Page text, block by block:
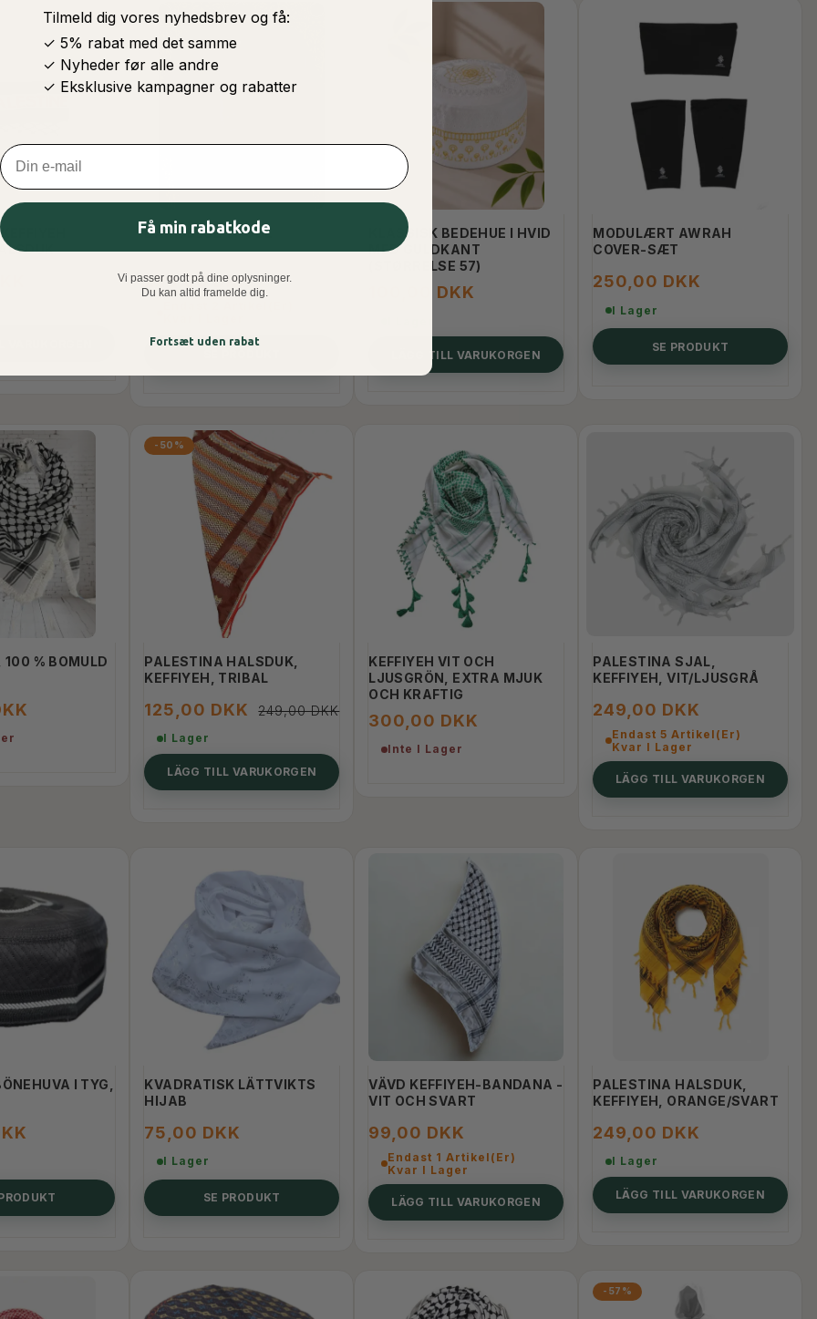
COVER-SÆT
POPULÄRA
JERSEY HIJAB, NASIBELLE (10
FARVER)
IHRAM/AHRAM VUXEN 1KG PALÆSTINA
100,00
VARUKORGEN
DARK BLUE THOBE
299,00 DKK
KLASSISK BEDEHUE I HVID
MED GULDKANT
(STØRRELSE 57)
100,00 DKK
LÄGG TILL VARUKORGEN
MODULÆRT AWRAH
COVER-SÆT
250,00 DKK
I Lager
SE PRODUKT
100 % BOMULD
-50%
PALESTINA HALSDUK,
KEFFIYEH, TRIBAL
125,00 DKK 249,00 DKK
I Lager
LÄGG TILL VARUKORGEN
KEFFIYEH VIT OCH
LJUSGRÖN, EXTRA MJUK
OCH KRAFTIG
300,00 DKK
Inte I Lager
PALESTINA SJAL,
KEFFIYEH, VIT/LJUSGRÅ
249,00 DKK
Endast 5 Artikel(er)
Kvar I Lager
LÄGG TILL VARUKORGEN
I TYG,
KVADRATISK LÄTTVIKTS
HIJAB
75,00 DKK
I Lager
SE PRODUKT
VÄVD KEFFIYEH-BANDANA -
VIT OCH SVART
99,00 DKK
Endast 1 Artikel(er)
Kvar I Lager
LÄGG TILL VARUKORGEN
PALESTINA HALSDUK,
KEFFIYEH, ORANGE/SVART
249,00 DKK
I Lager
LÄGG TILL VARUKORGEN
-57%
Tilmeld dig vores nyhedsbrev og få:
✓ 5% rabat med det samme
✓ Nyheder før alle andre
✓ Eksklusive kampagner og rabatter
Email
Få min rabatkode
Vi passer godt på dine oplysninger.
Du kan altid framelde dig.
Fortsæt uden rabat